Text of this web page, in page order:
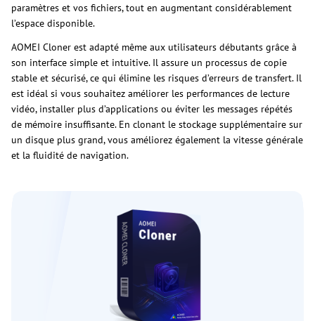
paramètres et vos fichiers, tout en augmentant considérablement
l’espace disponible.
AOMEI Cloner est adapté même aux utilisateurs débutants grâce à
son interface simple et intuitive. Il assure un processus de copie
stable et sécurisé, ce qui élimine les risques d’erreurs de transfert. Il
est idéal si vous souhaitez améliorer les performances de lecture
vidéo, installer plus d’applications ou éviter les messages répétés
de mémoire insuffisante. En clonant le stockage supplémentaire sur
un disque plus grand, vous améliorez également la vitesse générale
et la fluidité de navigation.